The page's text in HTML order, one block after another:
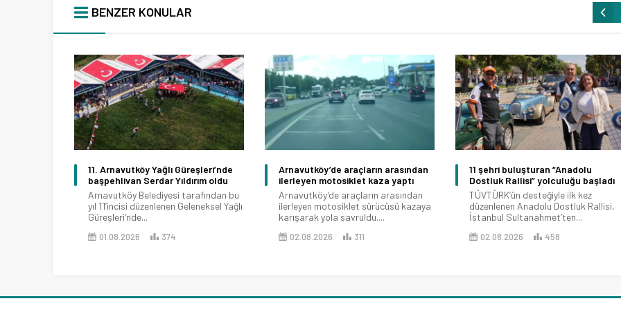
BENZER KONULAR
11. Arnavutköy Yağlı Güreşleri’nde
başpehlivan Serdar Yıldırım oldu
Arnavutköy Belediyesi tarafından bu
yıl 11’incisi düzenlenen Geleneksel Yağlı
Güreşleri’nde...
01.08.2026 374
Arnavutköy’de araçların arasından
ilerleyen motosiklet kaza yaptı
Arnavutköy’de araçların arasından
ilerleyen motosiklet sürücüsü kazaya
karışarak yola savruldu....
02.08.2026 311
11 şehri buluşturan “Anadolu
Dostluk Rallisi” yolculuğu başladı
TÜVTÜRK’ün desteğiyle ilk kez
düzenlenen Anadolu Dostluk Rallisi,
İstanbul Sultanahmet’ten...
02.08.2026 458